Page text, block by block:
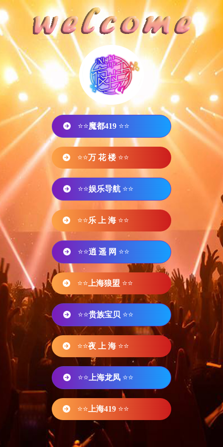
⭐⭐魔都419 ⭐⭐
⭐⭐万 花 楼 ⭐⭐
⭐⭐娱乐导航 ⭐⭐
⭐⭐乐 上 海 ⭐⭐
⭐⭐逍 遥 网 ⭐⭐
⭐⭐ 上海狼盟 ⭐⭐
⭐⭐贵族宝贝 ⭐⭐
⭐⭐夜 上 海 ⭐⭐
⭐⭐ 上海龙凤 ⭐⭐
⭐⭐ 上海419 ⭐⭐